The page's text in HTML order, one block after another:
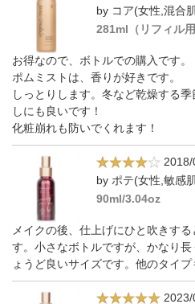
by コア(女性,混合
281ml（リフィル
お得なので、ボトルでの購入です。
ポムミストは、香りが好きです。
しっとりします。冬など乾燥する
しにも良いです！
化粧崩れも防いでくれます！
by ポテ(女性,敏感
90ml/3.04oz
メイクの後、仕上げにひと吹きす
す。小さなボトルですが、かなり
ょうど良いサイズです。他のタイプ